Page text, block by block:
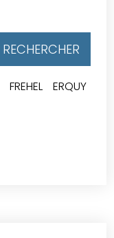
FREHEL
ERQUY